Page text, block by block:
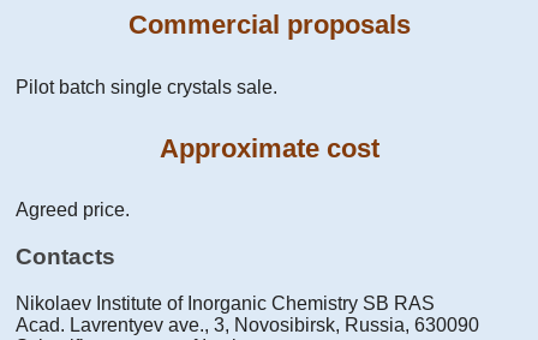
Commercial proposals
Pilot batch single crystals sale.
Approximate cost
Agreed price.
Contacts
Nikolaev Institute of Inorganic Chemistry SB RAS
Acad. Lavrentyev ave., 3, Novosibirsk, Russia, 630090